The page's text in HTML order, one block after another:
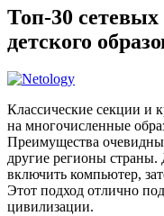
Топ-30 сетевых
детского
Классические секции и
на многочисленные
Преимущества
другие регионы страны.
включить компьютер,
Этот подход отлично
цивилизации.